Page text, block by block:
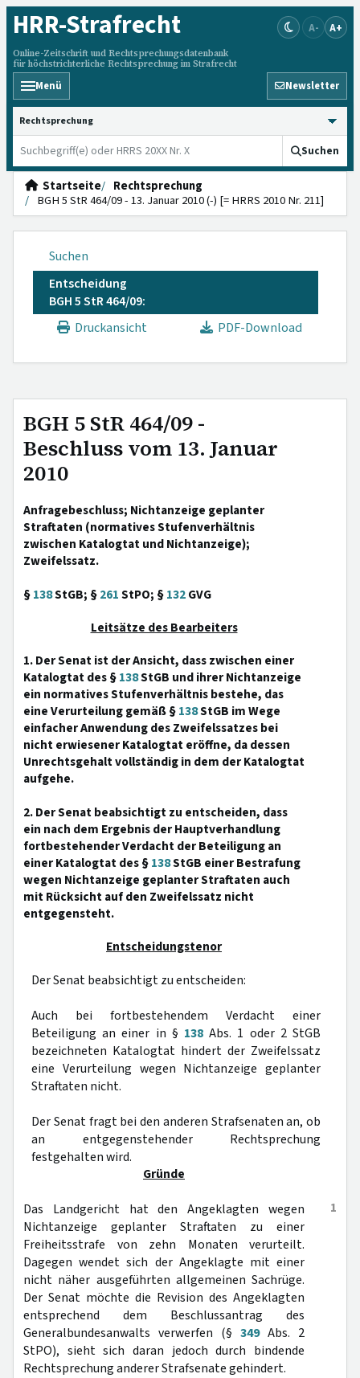
HRR-Strafrecht
Online-Zeitschrift und Rechtsprechungsdatenbank
für höchstrichterliche Rechtsprechung im Strafrecht
A- A+
Menü Newsletter
HRRS durchsuchen
Suchen
Startseite
Rechtsprechung
BGH 5 StR 464/09 - 13. Januar 2010 (-) [= HRRS 2010 Nr. 211]
Suchen
Entscheidung
BGH 5 StR 464/09:
Druckansicht
PDF-Download
BGH 5 StR 464/09 -
Beschluss vom 13. Januar
2010
Anfragebeschluss; Nichtanzeige geplanter
Straftaten (normatives Stufenverhältnis
zwischen Katalogtat und Nichtanzeige);
Zweifelssatz.
§138StGB; §261StPO; §132GVG
Leitsätze des Bearbeiters
1. Der Senat ist der Ansicht, dass zwischen einer
Katalogtat des §138StGB und ihrer Nichtanzeige
ein normatives Stufenverhältnis bestehe, das
eine Verurteilung gemäß §138StGB im Wege
einfacher Anwendung des Zweifelssatzes bei
nicht erwiesener Katalogtat eröffne, da dessen
Unrechtsgehalt vollständig in dem der Katalogtat
aufgehe.
2. Der Senat beabsichtigt zu entscheiden, dass
ein nach dem Ergebnis der Hauptverhandlung
fortbestehender Verdacht der Beteiligung an
einer Katalogtat des §138StGB einer Bestrafung
wegen Nichtanzeige geplanter Straftaten auch
mit Rücksicht auf den Zweifelssatz nicht
entgegensteht.
Entscheidungstenor
Der Senat beabsichtigt zu entscheiden:
Auch bei fortbestehendem Verdacht einer
Beteiligung an einer in § 138 Abs. 1 oder 2 StGB
bezeichneten Katalogtat hindert der Zweifelssatz
eine Verurteilung wegen Nichtanzeige geplanter
Straftaten nicht.
Der Senat fragt bei den anderen Strafsenaten an, ob
an entgegenstehender Rechtsprechung
festgehalten wird.
Gründe
1
Das Landgericht hat den Angeklagten wegen
Nichtanzeige geplanter Straftaten zu einer
Freiheitsstrafe von zehn Monaten verurteilt.
Dagegen wendet sich der Angeklagte mit einer
nicht näher ausgeführten allgemeinen Sachrüge.
Der Senat möchte die Revision des Angeklagten
entsprechend dem Beschlussantrag des
Generalbundesanwalts verwerfen (§ 349Abs. 2
StPO), sieht sich daran jedoch durch bindende
Rechtsprechung anderer Strafsenate gehindert.